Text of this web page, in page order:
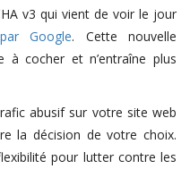
v3 qui vient de voir le jour
Google. Cette nouvelle
à cocher et n’entraîne plus
abusif sur votre site web
la décision de votre choix.
pour lutter contre les